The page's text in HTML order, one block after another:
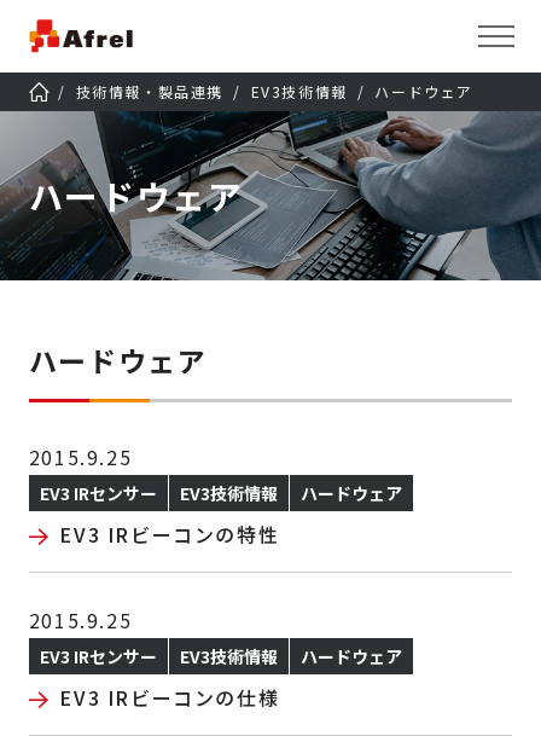
技術情報・製品連携 EV3技術情報 ハードウェア
ハードウェア
ハードウェア
2015.9.25
EV3 IRセンサー EV3技術情報 ハードウェア
EV3 IRビーコンの特性
2015.9.25
EV3 IRセンサー EV3技術情報 ハードウェア
EV3 IRビーコンの仕様